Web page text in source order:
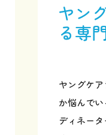
サ
ヤン
る専
ヤングケ
か悩んで
ディネー